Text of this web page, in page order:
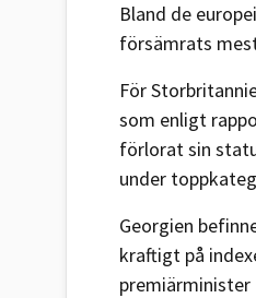
Bland de
försämrats
För
som enligt
förlorat sin
under
Georgien
kraftigt på
premiärminister